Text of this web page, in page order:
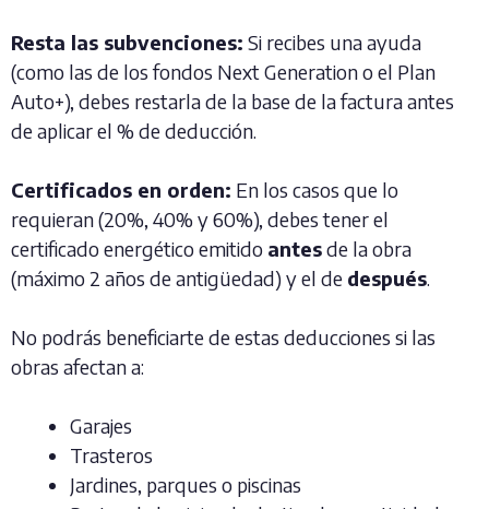
Resta las subvenciones: Si recibes una ayuda
(como las de los fondos Next Generation o el Plan
Auto+), debes restarla de la base de la factura antes
de aplicar el % de deducción.
Certificados en orden: En los casos que lo
requieran (20%, 40% y 60%), debes tener el
certificado energético emitido antesde la obra
(máximo 2 años de antigüedad) y el de después.
No podrás beneficiarte de estas deducciones si las
obras afectan a:
Garajes
Trasteros
Jardines, parques o piscinas